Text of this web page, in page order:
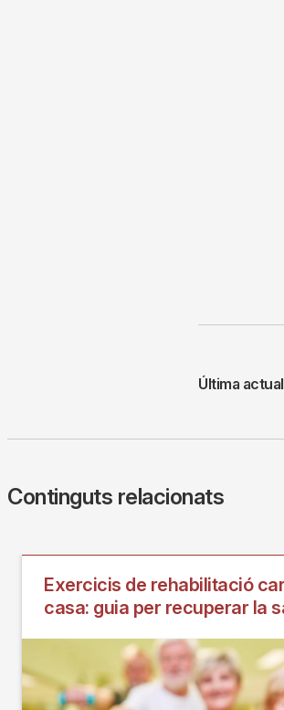
Última
Continguts relacionats
Exercicis de rehabilitació
casa: guia per recuperar la